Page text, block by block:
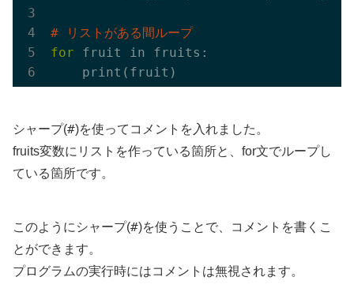
# リストがある間ループ
for fruit in fruits:
シャープ(#)を使ってコメントを入れました。
fruits変数にリストを作っている箇所と、for文でループし
ている箇所です。
このようにシャープ(#)を使うことで、コメントを書くこ
とができます。
プログラムの実行時にはコメントは無視されます。